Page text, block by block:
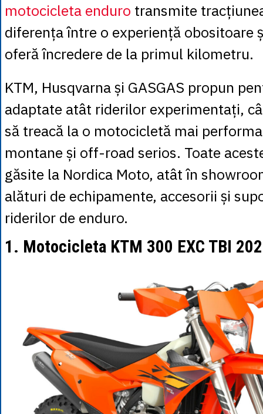
motocicleta enduro transmite
diferența între o experiență obositoare
oferă încredere de la primul kilometru.
KTM, Husqvarna și GASGAS propun
adaptate atât riderilor experimentați,
să treacă la o motocicletă mai
montane și off-road serios. Toate
găsite la Nordica Moto, atât în
alături de echipamente, accesorii și
riderilor de enduro.
1. Motocicleta KTM 300 EXC TBI